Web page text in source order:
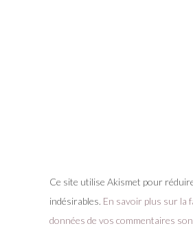
Ce site utilise Akismet pour
indésirables. En savoir plus sur la
données de vos commentaires